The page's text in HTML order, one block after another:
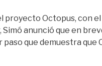
proyecto Octopus, con
anunció que en
que demuestra que